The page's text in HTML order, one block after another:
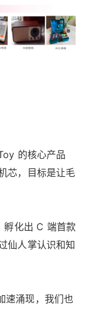
的核心产品
芯，目标是让毛
孵化出 C 端首款
仙人掌认识和知
速涌现，我们也